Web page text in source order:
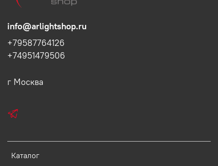
Каталог
info@arlightshop.ru
+79587764126
+74951479506
г Москва